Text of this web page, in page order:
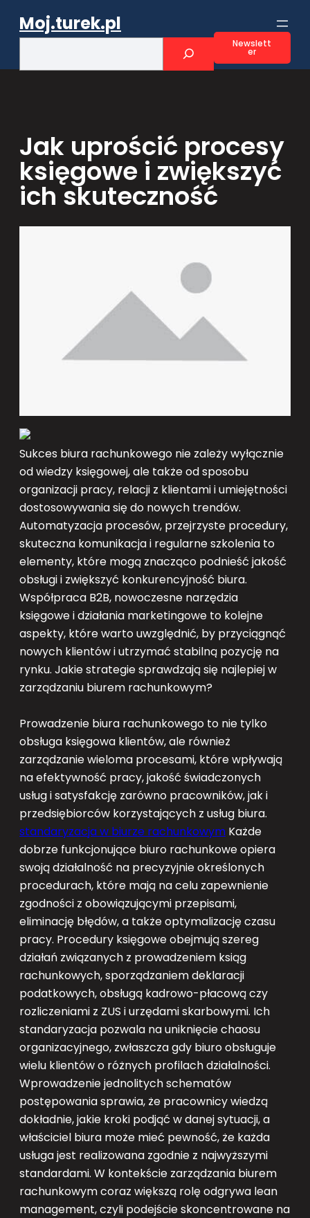
Moj.turek.pl
Newslett
er
Jak uprościć procesy
księgowe i zwiększyć
ich skuteczność
Sukces biura rachunkowego nie zależy wyłącznie
od wiedzy księgowej, ale także od sposobu
organizacji pracy, relacji z klientami i umiejętności
dostosowywania się do nowych trendów.
Automatyzacja procesów, przejrzyste procedury,
skuteczna komunikacja i regularne szkolenia to
elementy, które mogą znacząco podnieść jakość
obsługi i zwiększyć konkurencyjność biura.
Współpraca B2B, nowoczesne narzędzia
księgowe i działania marketingowe to kolejne
aspekty, które warto uwzględnić, by przyciągnąć
nowych klientów i utrzymać stabilną pozycję na
rynku. Jakie strategie sprawdzają się najlepiej w
zarządzaniu biurem rachunkowym?
Prowadzenie biura rachunkowego to nie tylko
obsługa księgowa klientów, ale również
zarządzanie wieloma procesami, które wpływają
na efektywność pracy, jakość świadczonych
usług i satysfakcję zarówno pracowników, jak i
przedsiębiorców korzystających z usług biura.
standaryzacja w biurze rachunkowym Każde
dobrze funkcjonujące biuro rachunkowe opiera
swoją działalność na precyzyjnie określonych
procedurach, które mają na celu zapewnienie
zgodności z obowiązującymi przepisami,
eliminację błędów, a także optymalizację czasu
pracy. Procedury księgowe obejmują szereg
działań związanych z prowadzeniem ksiąg
rachunkowych, sporządzaniem deklaracji
podatkowych, obsługą kadrowo-płacową czy
rozliczeniami z ZUS i urzędami skarbowymi. Ich
standaryzacja pozwala na uniknięcie chaosu
organizacyjnego, zwłaszcza gdy biuro obsługuje
wielu klientów o różnych profilach działalności.
Wprowadzenie jednolitych schematów
postępowania sprawia, że pracownicy wiedzą
dokładnie, jakie kroki podjąć w danej sytuacji, a
właściciel biura może mieć pewność, że każda
usługa jest realizowana zgodnie z najwyższymi
standardami. W kontekście zarządzania biurem
rachunkowym coraz większą rolę odgrywa lean
management, czyli podejście skoncentrowane na